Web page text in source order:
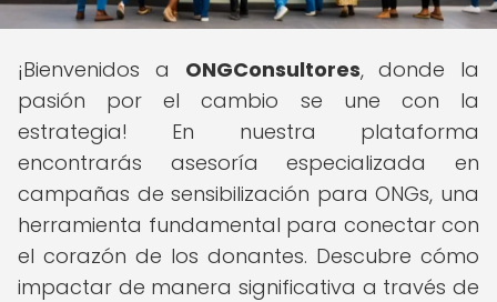
¡Bienvenidos a ONGConsultores, donde la
pasión por el cambio se une con la
estrategia! En nuestra plataforma
encontrarás asesoría especializada en
campañas de sensibilización para ONGs, una
herramienta fundamental para conectar con
el corazón de los donantes. Descubre cómo
impactar de manera significativa a través de